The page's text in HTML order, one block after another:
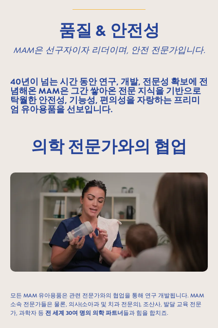
품질 & 안전성
MAM은 선구자이자 리더이며, 안전 전문가입니다.
40년이 넘는 시간 동안 연구, 개발, 전문성 확보에 전
념해온 MAM은 그간 쌓아온 전문 지식을 기반으로
탁월한 안전성, 기능성, 편의성을 자랑하는 프리미
엄 유아용품을 선보입니다.
의학 전문가와의 협업
모든 MAM 유아용품은 관련 전문가와의 협업을 통해 연구 개발됩니다. MAM
소속 전문가들은 물론, 의사(소아과 및 치과 전문의), 조산사, 발달 교육 전문
가, 과학자 등 전 세계 30여 명의 의학 파트너들과 힘을 합치죠.